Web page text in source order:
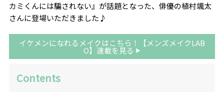
カミくんには騙されない』が話題となった、俳優の植村颯太
さんに登場いただきました♪
イケメンになれるメイクはこちら！【メンズメイクLAB
O】連載を見る
Contents